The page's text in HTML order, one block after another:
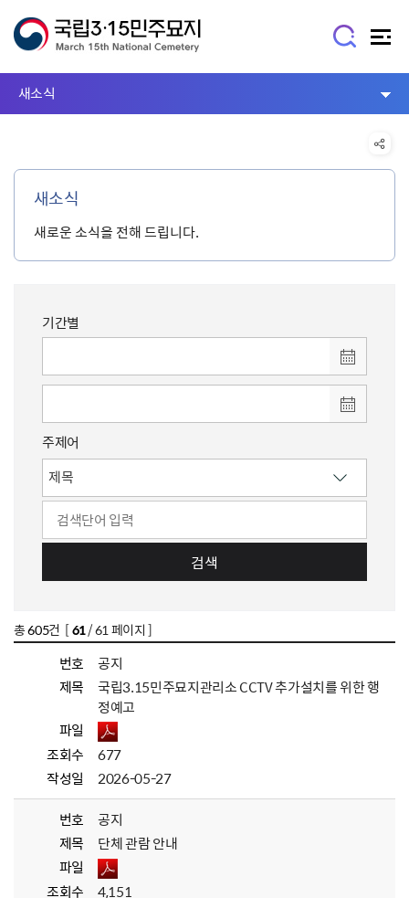
새소식
새소식
새로운 소식을 전해 드립니다.
기간별
주제어
검색
총605건 [61/ 61 페이지 ]
번호
공지
제목
국립3.15민주묘지관리소 CCTV 추가설치를 위한 행
정예고
파일
조회수
677
작성일
2026-05-27
번호
공지
제목
단체 관람 안내
파일
조회수
4,151